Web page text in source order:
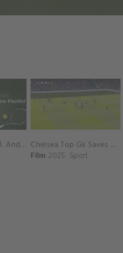
D. Shnaider and M. Andreeva vs. S. Errani and J. Paolini Match Highlights - ROME_Campo Centrale ( May 16, 2025)
Chelsea Top Gk Saves vs. Crystal Palace
Film 2025 Sport